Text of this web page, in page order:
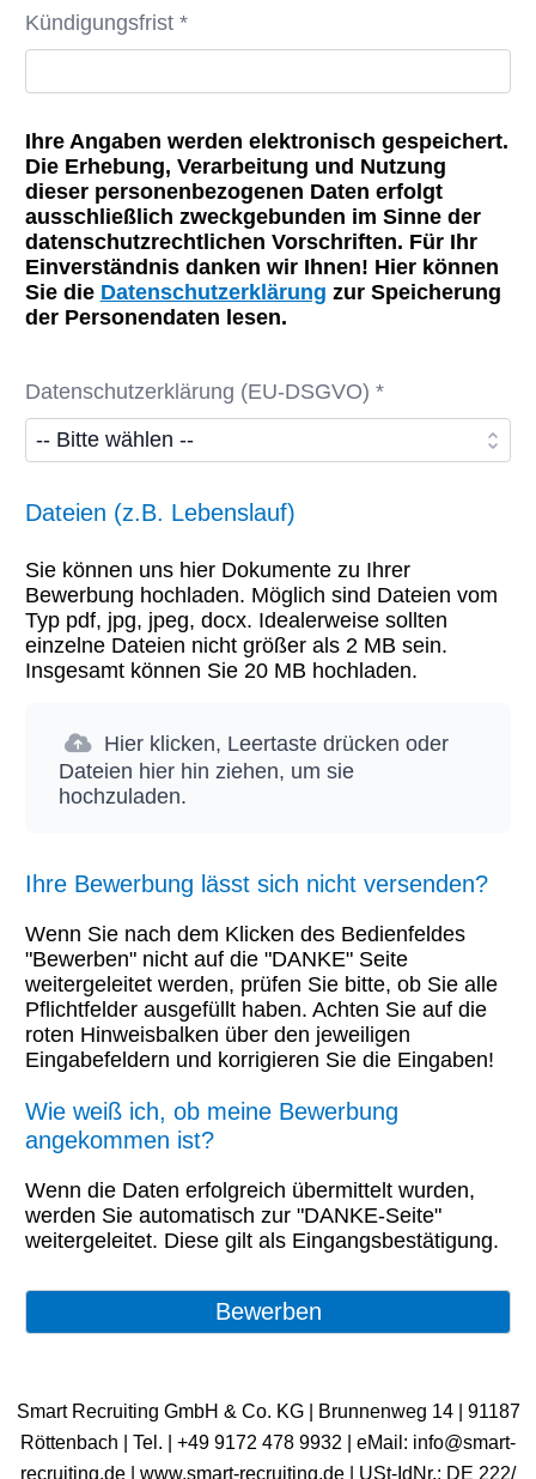
Kündigungsfrist *
Ihre Angaben werden elektronisch gespeichert.
Die Erhebung, Verarbeitung und Nutzung
dieser personenbezogenen Daten erfolgt
ausschließlich zweckgebunden im Sinne der
datenschutzrechtlichen Vorschriften. Für Ihr
Einverständnis danken wir Ihnen! Hier können
Sie die Datenschutzerklärung zur Speicherung
der Personendaten lesen.
Datenschutzerklärung (EU-DSGVO) *
Dateien (z.B. Lebenslauf)
Sie können uns hier Dokumente zu Ihrer
Bewerbung hochladen. Möglich sind Dateien vom
Typ pdf, jpg, jpeg, docx. Idealerweise sollten
einzelne Dateien nicht größer als 2 MB sein.
Insgesamt können Sie 20 MB hochladen.
Hier klicken, Leertaste drücken oder
Dateien hier hin ziehen, um sie
hochzuladen.
Ihre Bewerbung lässt sich nicht versenden?
Wenn Sie nach dem Klicken des Bedienfeldes
"Bewerben" nicht auf die "DANKE" Seite
weitergeleitet werden, prüfen Sie bitte, ob Sie alle
Pflichtfelder ausgefüllt haben. Achten Sie auf die
roten Hinweisbalken über den jeweiligen
Eingabefeldern und korrigieren Sie die Eingaben!
Wie weiß ich, ob meine Bewerbung
angekommen ist?
Wenn die Daten erfolgreich übermittelt wurden,
werden Sie automatisch zur "DANKE-Seite"
weitergeleitet. Diese gilt als Eingangsbestätigung.
Smart Recruiting GmbH & Co. KG | Brunnenweg 14 | 91187
Röttenbach | ​Tel. | +49 9172 478 9932 | eMail: info@smart-
recruiting.de | www.smart-recruiting.de | USt-IdNr.: DE 222/